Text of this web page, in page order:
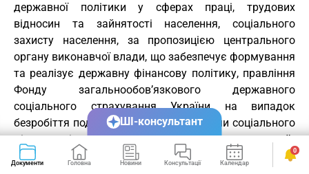
державної політики у сферах праці, трудових
відносин та зайнятості населення, соціального
захисту населення, за пропозицією центрального
органу виконавчої влади, що забезпечує формування
та реалізує державну фінансову політику, правління
Фонду загальнообов’язкового державного
соціального страхування України на випадок
безробіття подає узгоджені зі сторонами соціального
діалогу зміни розміру єдиного внеску для внесення їх
на розгляд Верховної Ради України та
пропорції
Документи Головна Новини Консультації Календар Сервіси
0
ШІ-консультант